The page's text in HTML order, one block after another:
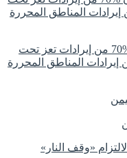
مدير عام مالية تعز يؤكد على أن %70 من إيرادات تعز تحت
.. و30 – 40% من إيرادات المناطق المحررة